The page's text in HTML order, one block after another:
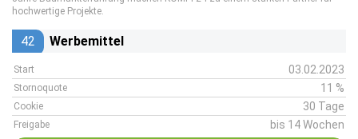
hochwertige Projekte.
42 Werbemittel
Start 03.02.2023
Stornoquote 11 %
Cookie 30 Tage
Freigabe bis 14 Wochen